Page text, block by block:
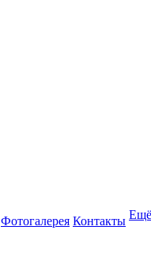
Фотогалерея Контакты Ещё